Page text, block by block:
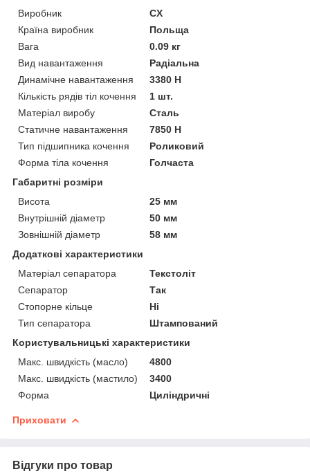
Виробник
CX
Країна виробник
Польща
Вага
0.09 кг
Вид навантаження
Радіальна
Динамічне навантаження
3380 Н
Кількість рядів тіл кочення
1 шт.
Матеріал виробу
Сталь
Статичне навантаження
7850 Н
Тип підшипника кочення
Роликовий
Форма тіла кочення
Голчаста
Габаритні розміри
Висота
25 мм
Внутрішній діаметр
50 мм
Зовнішній діаметр
58 мм
Додаткові характеристики
Матеріал сепаратора
Текстоліт
Сепаратор
Так
Стопорне кільце
Ні
Тип сепаратора
Штампований
Користувальницькі характеристики
Макс. швидкість (масло)
4800
Макс. швидкість (мастило)
3400
Форма
Циліндричні
Приховати
Відгуки про товар